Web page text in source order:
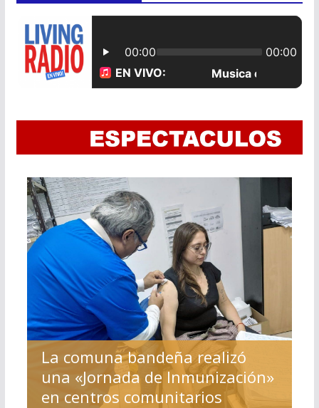
La comuna bandeña realizó
una «Jornada de Inmunización»
en centros comunitarios